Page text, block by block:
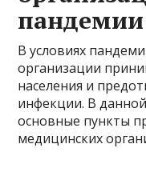
пандемии
В условиях
организации
населения и
инфекции. В
основные пункты
медицинских